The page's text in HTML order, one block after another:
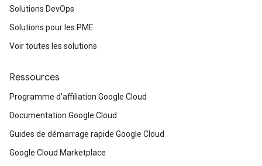
Solutions DevOps
Solutions pour les PME
Voir toutes les solutions
Ressources
Programme d'affiliation Google Cloud
Documentation Google Cloud
Guides de démarrage rapide Google Cloud
Google Cloud Marketplace